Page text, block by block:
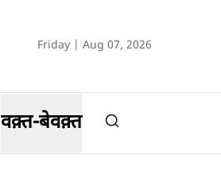
Friday | Aug 07, 2026
वक़्त-बेवक़्त